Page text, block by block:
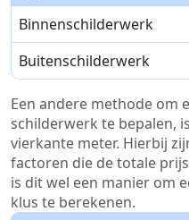
Binnenschilderwerk
Buitenschilderwerk
Een andere methode om
schilderwerk te bepalen,
vierkante meter. Hierbij
factoren die de totale
is dit wel een manier om
klus te berekenen.